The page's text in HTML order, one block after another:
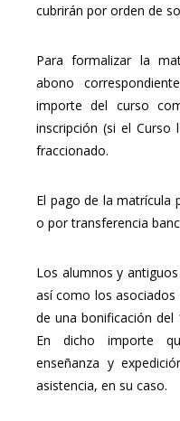
cubrirán por orden de
Para formalizar la
abono
importe del curso
inscripción (si el
fraccionado.
El pago de la matrícula
o por transferencia
Los alumnos y
así como los asociados
de una bonificación
En dicho importe
enseñanza y
asistencia, en su caso.